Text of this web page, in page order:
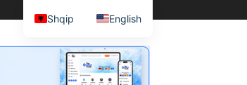
Shqip English